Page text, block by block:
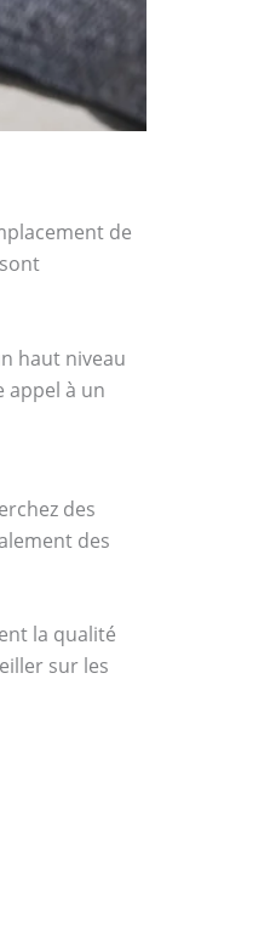
de
haut niveau
appel à un
des
des
la qualité
sur les